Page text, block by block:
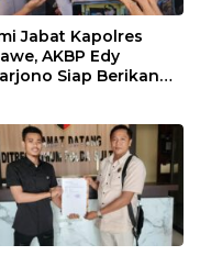
Jabat Kapolres
AKBP Edy
Siap Berikan